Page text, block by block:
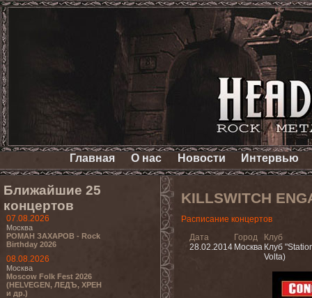
Главная О нас Новости Интервью
Ближайшие 25
концертов
07.08.2026
Москва
РОМАН ЗАХАРОВ - Rock
Birthday 2026
08.08.2026
Москва
Moscow Folk Fest 2026
(HELVEGEN, ЛЕДЪ, ХРЕН
и др.)
KILLSWITCH
Расписание концертов
Дата
28.02.2014
Город
Москва
Клуб
Клуб
Volta)